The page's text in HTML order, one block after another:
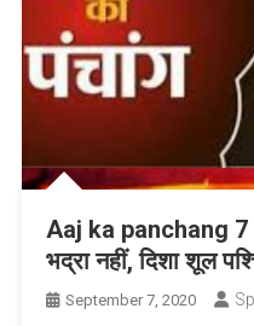
Aaj ka panchang
भद्रा नहीं, दिशा शूल
September 7, 2020